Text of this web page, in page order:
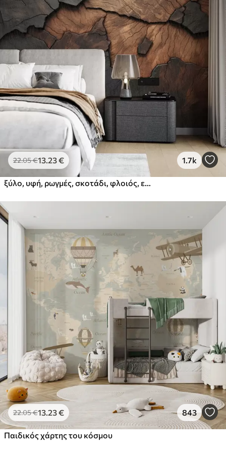
22.05€13 .23€ 1.7k
22.05€13 .23€ 843
Παιδικός χάρτης του κόσμου